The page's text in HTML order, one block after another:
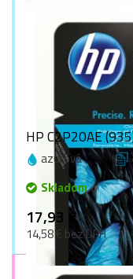
HP C2P20AE
azúrová
Skladom
17,93 €
14,58 € bez DPH